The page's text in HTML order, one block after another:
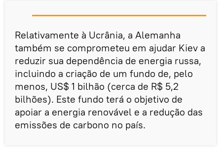
Relativamente à Ucrânia, a Alemanha
também se comprometeu em ajudar Kiev a
reduzir sua dependência de energia russa,
incluindo a criação de um fundo de, pelo
menos, US$ 1 bilhão (cerca de R$ 5,2
bilhões). Este fundo terá o objetivo de
apoiar a energia renovável e a redução das
emissões de carbono no país.